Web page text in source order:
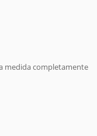
medida completamente